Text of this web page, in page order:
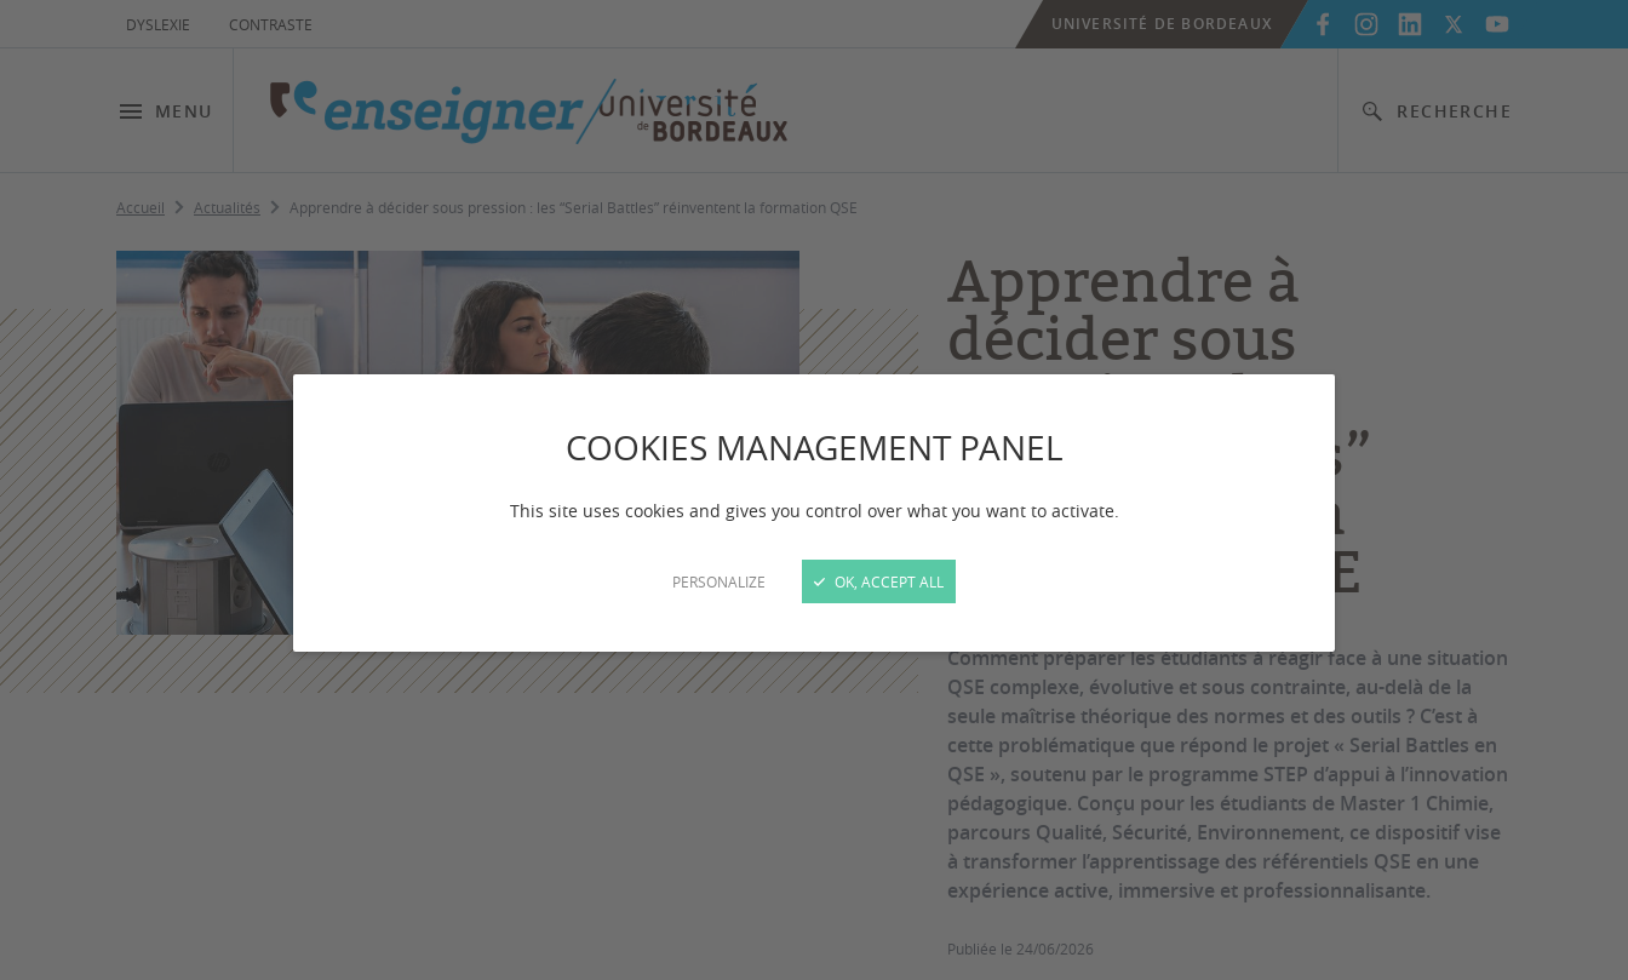
COOKIES MANAGEMENT PANEL
This site uses cookies and gives you control over what you want to activate.
PERSONALIZE OK, ACCEPT ALL
DYSLEXIE CONTRASTE
MENU RECHERCHE
UNIVERSITÉ DE BORDEAUX
Accueil Actualités Apprendre à décider sous pression : les “Serial Battles” réinventent la formation QSE
Apprendre à
décider sous
pression : les
“Serial Battles”
réinventent la
formation QSE
Comment préparer les étudiants à réagir face à une situation
QSE complexe, évolutive et sous contrainte, au-delà de la
seule maîtrise théorique des normes et des outils ? C’est à
cette problématique que répond le projet « Serial Battles en
QSE », soutenu par le programme STEP d’appui à l’innovation
pédagogique. Conçu pour les étudiants de Master 1 Chimie,
parcours Qualité, Sécurité, Environnement, ce dispositif vise
à transformer l’apprentissage des référentiels QSE en une
expérience active, immersive et professionnalisante.
Publiée le 24/06/2026